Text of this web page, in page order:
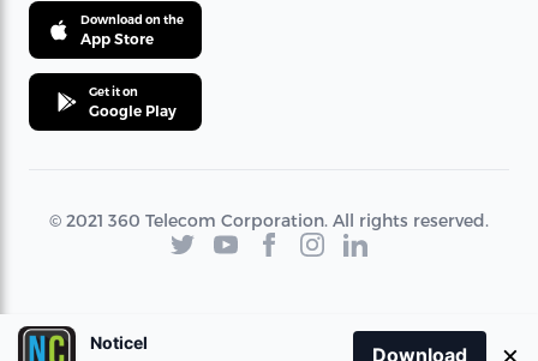
Download on the
App Store
Get it on
Google Play
© 2021 360 Telecom Corporation. All rights reserved.
Noticel
Download